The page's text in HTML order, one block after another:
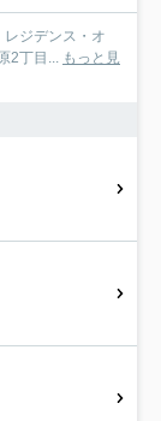
ジデンス・オ
2丁目... もっと見